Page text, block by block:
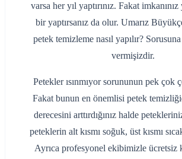
varsa her yıl yaptırınız. Fakat
bir yaptırsanız da olur. Umarız
petek temizleme nasıl yapılır?
vermişizdir.
Petekler ısınmıyor sorununun pek çok
Fakat bunun en önemlisi petek
derecesini arttırdığınız halde
peteklerin alt kısmı soğuk, üst kısmı
Ayrıca profesyonel ekibimizle ücretsiz